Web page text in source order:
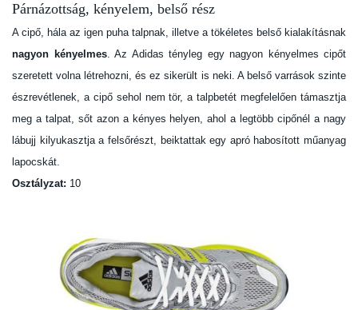
Párnázottság, kényelem, belső rész
A cipő, hála az igen puha talpnak, illetve a tökéletes belső kialakításnak
nagyon kényelmes. Az Adidas tényleg egy nagyon kényelmes cipőt
szeretett volna létrehozni, és ez sikerült is neki. A belső varrások szinte
észrevétlenek, a cipő sehol nem tör, a talpbetét megfelelően támasztja
meg a talpat, sőt azon a kényes helyen, ahol a legtöbb cipőnél a nagy
lábujj kilyukasztja a felsőrészt, beiktattak egy apró habosított műanyag
lapocskát.
Osztályzat: 10